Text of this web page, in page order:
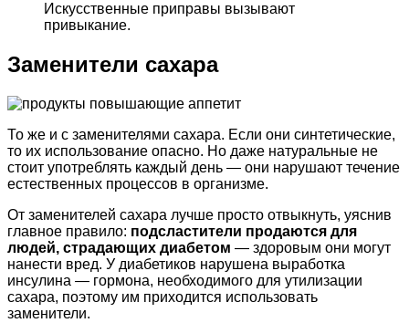
Искусственные приправы вызывают
привыкание.
Заменители сахара
То же и с заменителями сахара. Если они синтетические,
то их использование опасно. Но даже натуральные не
стоит употреблять каждый день — они нарушают течение
естественных процессов в организме.
От заменителей сахара лучше просто отвыкнуть, уяснив
главное правило: подсластители продаются для
людей, страдающих диабетом — здоровым они могут
нанести вред. У диабетиков нарушена выработка
инсулина — гормона, необходимого для утилизации
сахара, поэтому им приходится использовать
заменители.